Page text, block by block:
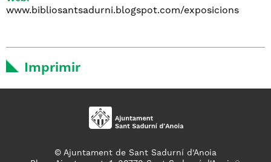
www.bibliosantsadurni.blogspot.com/exposicions
Imprimir
© Ajuntament de Sant Sadurní d'Anoia